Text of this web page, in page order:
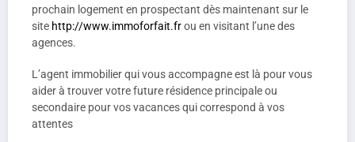
prochain logement en prospectant dès maintenant sur le
site http://www.immoforfait.frou en visitant l’une des
agences.
L’agent immobilier qui vous accompagne est là pour vous
aider à trouver votre future résidence principale ou
secondaire pour vos vacances qui correspond à vos
attentes